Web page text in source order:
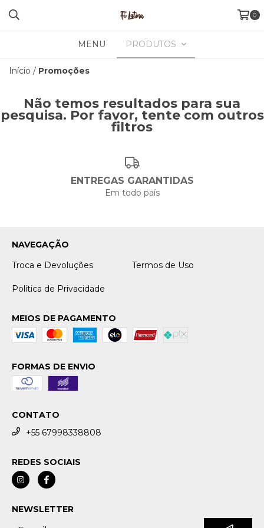
0
MENU PRODUTOS
Início / Promoções
Não temos resultados para sua
pesquisa. Por favor, tente com outros
filtros
ENTREGAS GARANTIDAS
Em todo país
NAVEGAÇÃO
Troca e Devoluções
Termos de Uso
Política de Privacidade
MEIOS DE PAGAMENTO
FORMAS DE ENVIO
CONTATO
+55 67998338808
REDES SOCIAIS
NEWSLETTER